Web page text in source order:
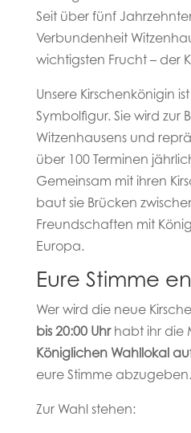
Seit über fünf
Verbundenheit
wichtigsten Frucht – der
Unsere Kirschenkönigin
Symbolfigur. Sie wird zur
Witzenhausens und
über 100 Terminen
Gemeinsam mit ihren
baut sie Brücken
Freundschaften mit
Europa.
Eure Stimme
Wer wird die neue
bis 20:00 Uhrhabt ihr die
Königlichen Wahllokal
eure Stimme abzugeben.
Zur Wahl stehen: